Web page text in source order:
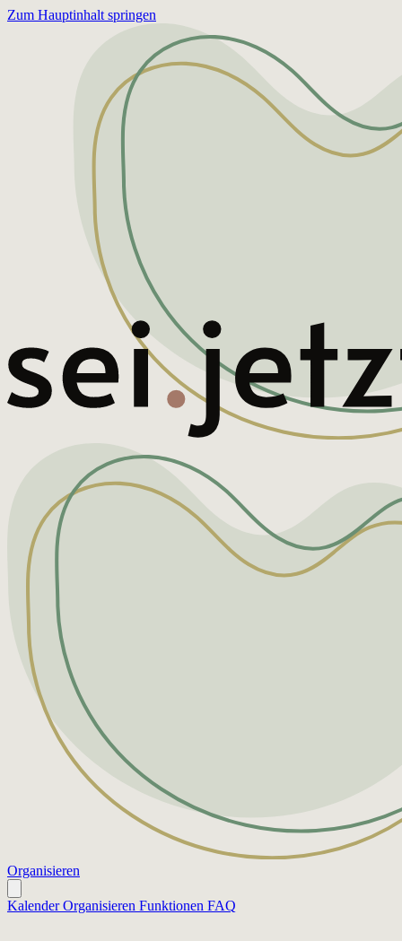
Zum Hauptinhalt springen
Organisieren
Kalender Organisieren Funktionen FAQ